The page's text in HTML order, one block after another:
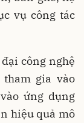
vụ công tác
công nghệ
gia vào
ứng dụng
hiệu quả mô